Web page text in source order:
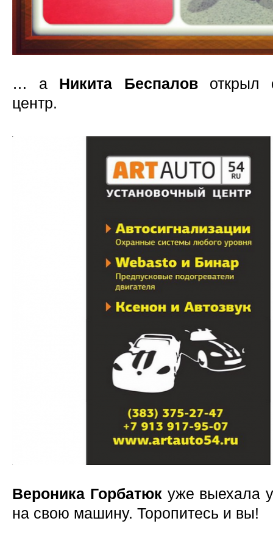
… а Никита Беспаловоткрыл
центр.
Вероника Горбатюкуже выехала
на свою машину. Торопитесь и вы!